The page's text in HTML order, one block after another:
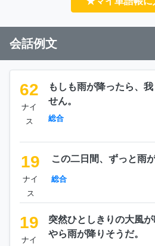
会話例文
62
ナイ
ス
もしも雨が降ったら、
せん。
総合
19
ナイ
ス
この二日間、ずっと雨
総合
19
ナイ
突然ひとしきりの大風
やら雨が降りそうだ。